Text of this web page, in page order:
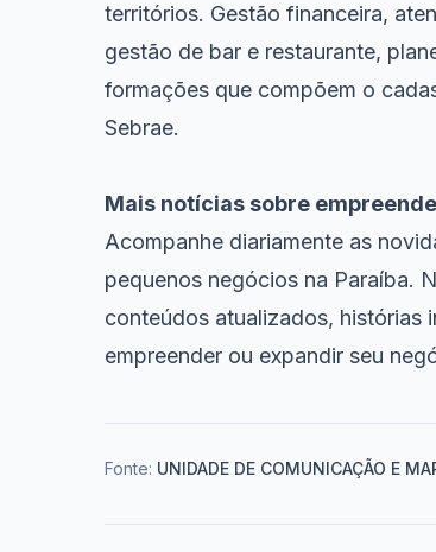
territórios. Gestão financeira,
gestão de bar e restaurante,
formações que compõem o
Sebrae.
Mais notícias sobre
Acompanhe diariamente as
pequenos negócios na Paraíba.
conteúdos atualizados, histórias
empreender ou expandir seu
Fonte: UNIDADE DE COMUNICAÇÃO E